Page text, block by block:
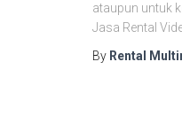
ataupun untuk
Jasa Rental
By Rental